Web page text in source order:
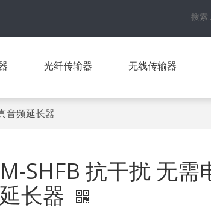
光纤传输器 无线传输器
音频延长器
M-SHFB 抗干扰 无
延长器